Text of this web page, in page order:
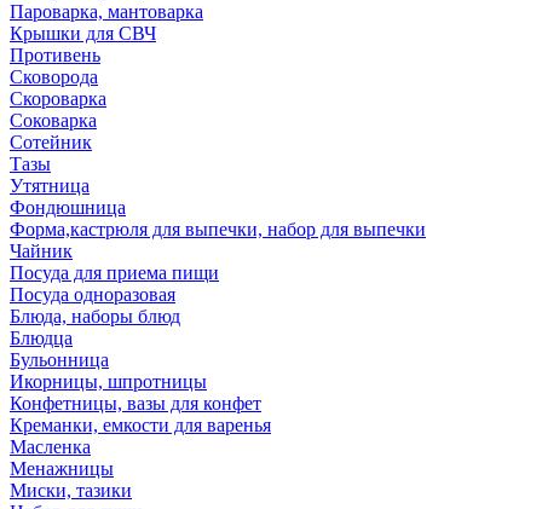
Пароварка, мантоварка
Крышки для СВЧ
Противень
Сковорода
Скороварка
Соковарка
Сотейник
Тазы
Утятница
Фондюшница
Форма,кастрюля для выпечки, набор для выпечки
Чайник
Посуда для приема пищи
Посуда одноразовая
Блюда, наборы блюд
Блюдца
Бульонница
Икорницы, шпротницы
Конфетницы, вазы для конфет
Креманки, емкости для варенья
Масленка
Менажницы
Миски, тазики